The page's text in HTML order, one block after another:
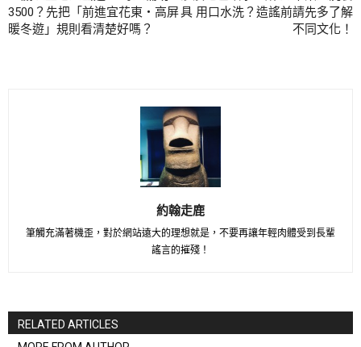
3500？先把「前進宜花東‧高屏
暖冬遊」規則看清楚好嗎？
具 用口水洗？造謠前請先多了解
不同文化！
約翰走鹿
筆觸充滿著機歪，對於網站遠大的理想就是，不要再讓年輕肉體受到長輩
謠言的摧殘！
RELATED ARTICLES